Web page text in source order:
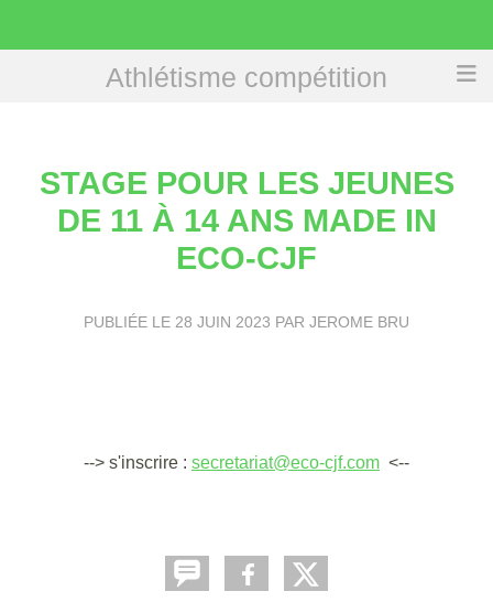
Athlétisme compétition
Stage pour les jeunes de 11 à 14 ans made in ECO-CJF
STAGE POUR LES JEUNES
DE 11 À 14 ANS MADE IN
ECO-CJF
PUBLIÉE LE 28 JUIN 2023 PAR JEROME BRU
--> s'inscrire : secretariat@eco-cjf.com <--